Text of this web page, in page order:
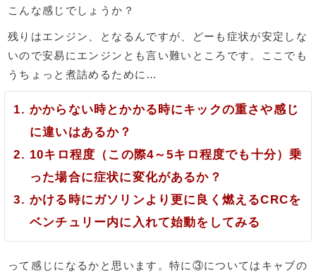
こんな感じでしょうか？
残りはエンジン、となるんですが、どーも症状が安定しな
いので安易にエンジンとも言い難いところです。ここでも
うちょっと煮詰めるために…
かからない時とかかる時にキックの重さや感じ
に違いはあるか？
10キロ程度（この際4～5キロ程度でも十分）乗
った場合に症状に変化があるか？
かける時にガソリンより更に良く燃えるCRCを
ベンチュリー内に入れて始動をしてみる
って感じになるかと思います。特に③についてはキャブの